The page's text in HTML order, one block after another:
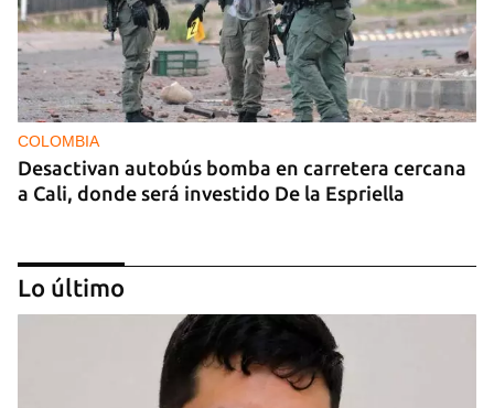
COLOMBIA
Desactivan autobús bomba en carretera cercana
a Cali, donde será investido De la Espriella
Lo último